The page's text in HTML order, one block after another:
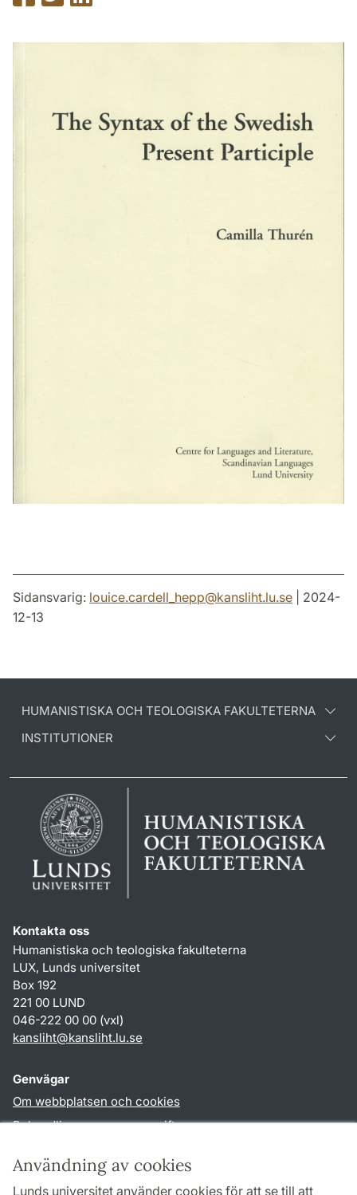
Användning av cookies
Lunds universitet använder cookies för att se till att
på
på
på
Sidansvarig: louice.cardell_hepp@kansliht.lu.se | 2024-
12-13
HUMANISTISKA OCH TEOLOGISKA FAKULTETERNA
INSTITUTIONER
Kontakta oss
Humanistiska och teologiska fakulteterna
LUX, Lunds universitet
Box 192
221 00 LUND
046-222 00 00 (vxl)
kansliht@kansliht.lu.se
Genvägar
Om webbplatsen och cookies
Behandling av personuppgifter
TYPO3-login